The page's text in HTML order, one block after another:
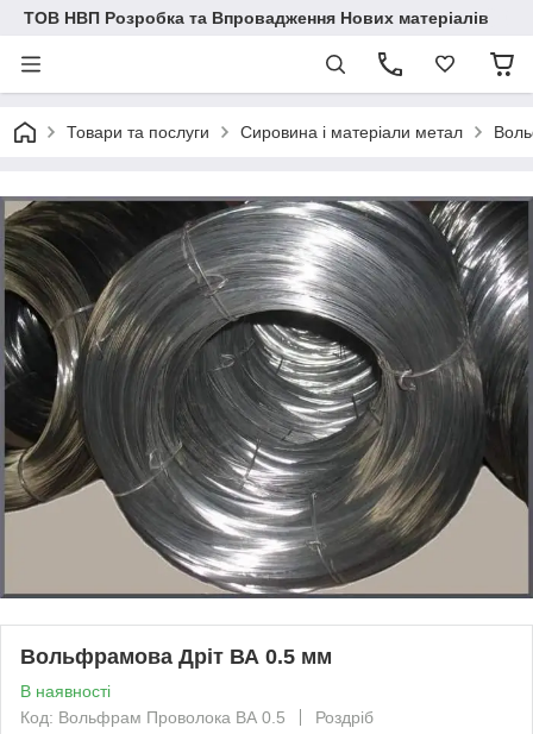
ТОВ НВП Розробка та Впровадження Нових матеріалів
Товари та послуги Сировина і матеріали метал
Вольфрамова Дріт ВА 0.5 мм
В наявності
Код: Вольфрам Проволока ВА 0.5
Роздріб